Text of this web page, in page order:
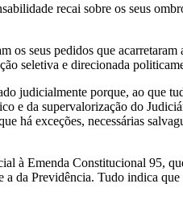
recai sobre os seus
seus pedidos que
seletiva e direcionada
judicialmente porque, ao que
e da supervalorização do
há exceções, necessárias
à Emenda Constitucional 95,
da Previdência. Tudo indica